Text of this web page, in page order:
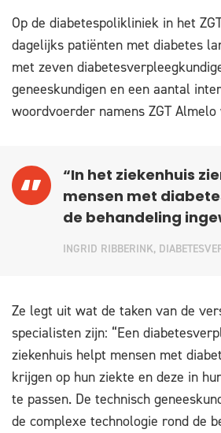
Op de diabetespolikliniek in het
dagelijks patiënten met diabetes
met zeven
geneeskundigen en een aantal
woordvoerder namens ZGT
“In het ziekenhuis
mensen met
de behandeling
INGRID RIBBERINK,
Ze legt uit wat de taken van de
specialisten zijn: “Een
ziekenhuis helpt mensen met
krijgen op hun ziekte en deze in
te passen. De technisch
de complexe technologie rond de